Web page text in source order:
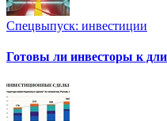
Спецвыпуск: инвестиции
Готовы ли инвесторы к